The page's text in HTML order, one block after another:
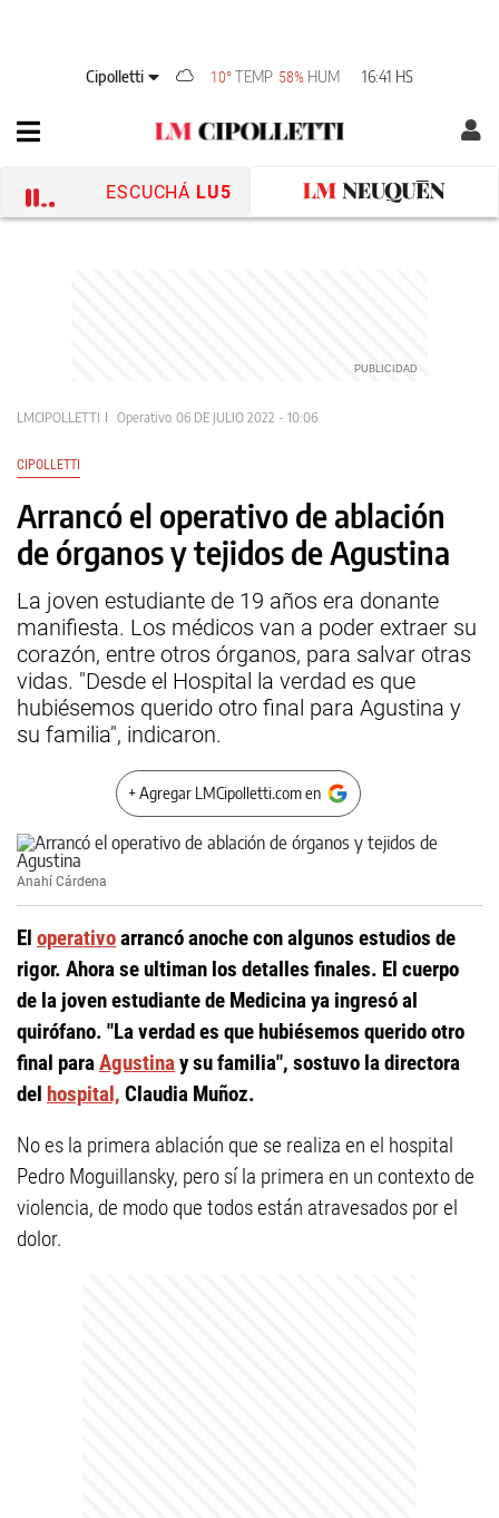
Cipolletti 10°TEMP 58% HUM 16:41 HS
ESCUCHÁ LU5
LMCIPOLLETTI Operativo 06 DE JULIO 2022 - 10:06
CIPOLLETTI
Arrancó el operativo de ablación
de órganos y tejidos de Agustina
La joven estudiante de 19 años era donante
manifiesta. Los médicos van a poder extraer su
corazón, entre otros órganos, para salvar otras
vidas. "Desde el Hospital la verdad es que
hubiésemos querido otro final para Agustina y
su familia", indicaron.
+ Agregar LMCipolletti.com en
Anahí Cárdena
El operativoarrancó anoche con algunos estudios de
rigor. Ahora se ultiman los detalles finales. El cuerpo
de la joven estudiante de Medicina ya ingresó al
quirófano. "La verdad es que hubiésemos querido otro
final paraAgustinay su familia", sostuvo la directora
del hospital, Claudia Muñoz.
No es la primera ablación que se realiza en el hospital
Pedro Moguillansky, pero sí la primera en un contexto de
violencia, de modo que todos están atravesados por el
dolor.